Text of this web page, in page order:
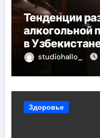
Тенденции
алкогольной
в
studiohallo_
Здоровье